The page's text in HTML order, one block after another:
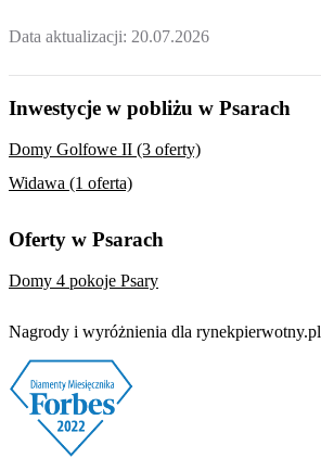
Data aktualizacji: 20.07.2026
Inwestycje w pobliżu w Psarach
Domy Golfowe II (3 oferty)
Widawa (1 oferta)
Oferty w Psarach
Domy 4 pokoje Psary
Nagrody i wyróżnienia dla rynekpierwotny.pl